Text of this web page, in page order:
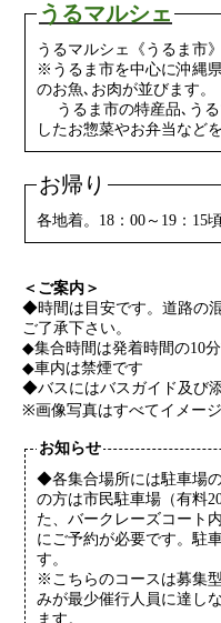
うるマルシェ
うるマルシェ《うるま市
※うるま市を中⼼に沖縄
のお魚､お⾁が並びます。
うるま市の特産品､うる
したお惣菜やお弁当など
お帰り
各地着。18：00～19：15頃
＜ご案内＞
◆時間は目安です。道路の
ご了承下さい。
◆集合時間は発着時間の10分
◆車内は禁煙です
◆バスにはバスガイド及び
※画像写真はすべてイメージ
お知らせ
◆各集合場所には駐車場
の方は市民駐車場（有料
た、バークレーズコート
にご予約が必要です。駐
す。
※こちらのコースは募集
みが最少催行人員に達し
ます。